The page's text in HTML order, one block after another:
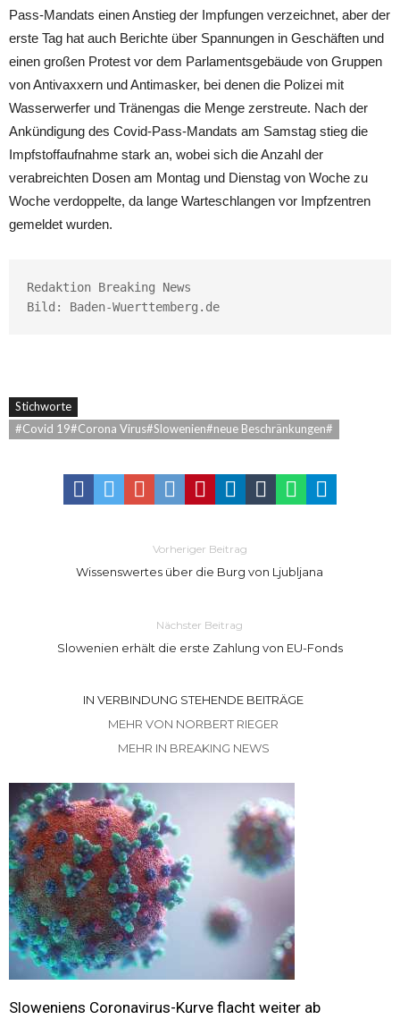
Pass-Mandats einen Anstieg der Impfungen verzeichnet, aber der
erste Tag hat auch Berichte über Spannungen in Geschäften und
einen großen Protest vor dem Parlamentsgebäude von Gruppen
von Antivaxxern und Antimasker, bei denen die Polizei mit
Wasserwerfer und Tränengas die Menge zerstreute. Nach der
Ankündigung des Covid-Pass-Mandats am Samstag stieg die
Impfstoffaufnahme stark an, wobei sich die Anzahl der
verabreichten Dosen am Montag und Dienstag von Woche zu
Woche verdoppelte, da lange Warteschlangen vor Impfzentren
gemeldet wurden.
Redaktion Breaking News
Bild: Baden-Wuerttemberg.de
Stichworte
#Covid 19#Corona Virus#Slowenien#neue Beschränkungen#
Vorheriger Beitrag
Wissenswertes über die Burg von Ljubljana
Nächster Beitrag
Slowenien erhält die erste Zahlung von EU-Fonds
IN VERBINDUNG STEHENDE BEITRÄGE
MEHR VON NORBERT RIEGER
MEHR IN BREAKING NEWS
Sloweniens Coronavirus-Kurve flacht weiter ab